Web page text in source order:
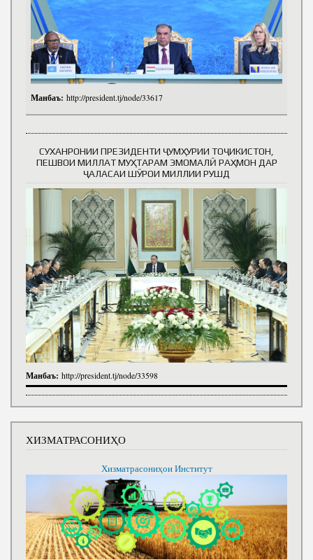
Манбаъ: http://president.tj/node/33617
СУХАНРОНИИ ПРЕЗИДЕНТИ ҶУМҲУРИИ ТОҶИКИСТОН,
ПЕШВОИ МИЛЛАТ МУҲТАРАМ ЭМОМАЛӢ РАҲМОН ДАР
ҶАЛАСАИ ШӮРОИ МИЛЛИИ РУШД
Манбаъ: http://president.tj/node/33598
ХИЗМАТРАСОНИҲО
Хизматрасониҳои Институт